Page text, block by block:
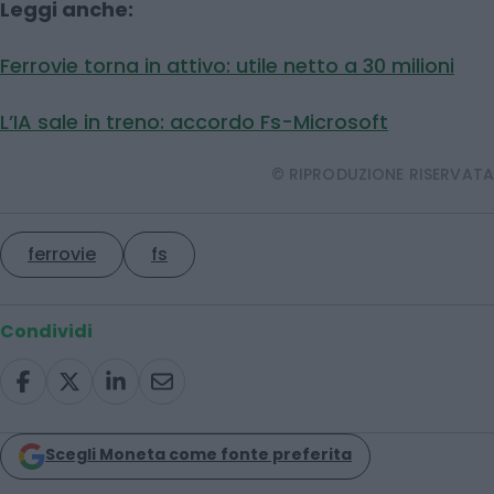
Leggi anche:
Ferrovie torna in attivo: utile netto a 30 milioni
L’IA sale in treno: accordo Fs-Microsoft
© RIPRODUZIONE RISERVATA
ferrovie fs
Condividi
Scegli Moneta come fonte preferita